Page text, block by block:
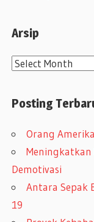
Arsip
A
s
p
Posting
Orang
Meningkatkan
Demotivasi
Antara Sepak
19